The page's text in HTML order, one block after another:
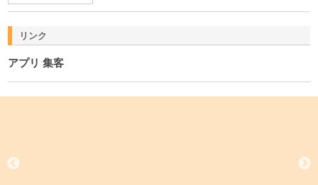
リンク
アプリ 集客